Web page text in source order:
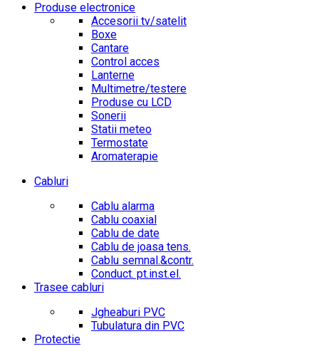
Produse electronice
Accesorii tv/satelit
Boxe
Cantare
Control acces
Lanterne
Multimetre/testere
Produse cu LCD
Sonerii
Statii meteo
Termostate
Aromaterapie
Cabluri
Cablu alarma
Cablu coaxial
Cablu de date
Cablu de joasa tens.
Cablu semnal.&contr.
Conduct. pt.inst.el.
Trasee cabluri
Jgheaburi PVC
Tubulatura din PVC
Protectie